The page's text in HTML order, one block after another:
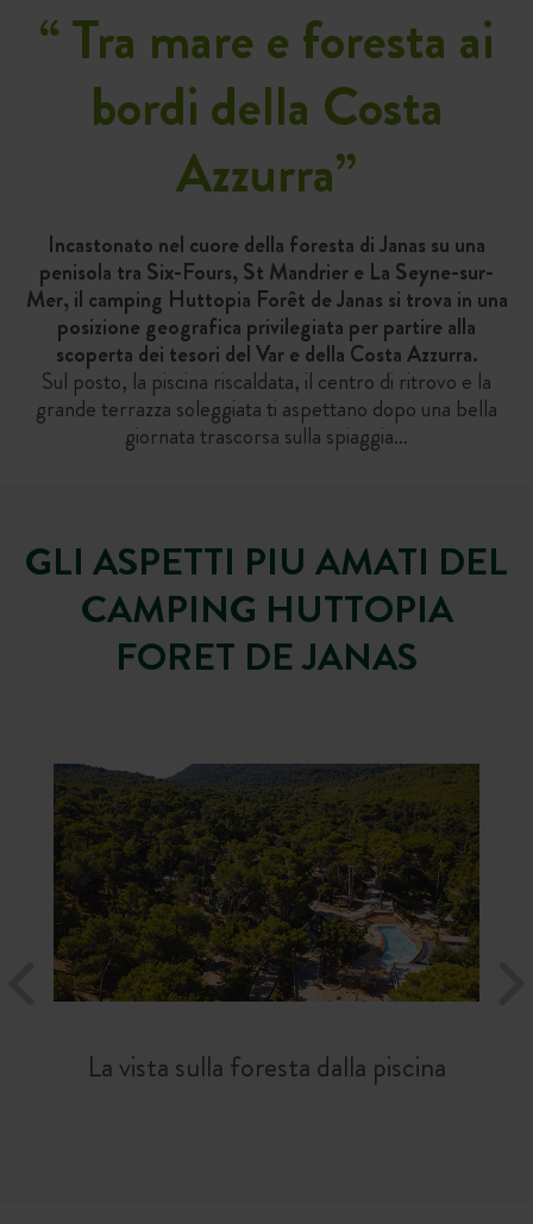
“Tra mare e foresta ai
bordi della Costa
Azzurra”
Incastonato nel cuore della foresta di Janas su una
penisola tra Six-Fours, St Mandrier e La Seyne-sur-
Mer, il camping Huttopia Forêt de Janas si trova in una
posizione geografica privilegiata per partire alla
scoperta dei tesori del Var e della Costa Azzurra.
Sul posto, la piscina riscaldata, il centro di ritrovo e la
grande terrazza soleggiata ti aspettano dopo una bella
giornata trascorsa sulla spiaggia…
GLI ASPETTI PIU AMATI DEL
CAMPING HUTTOPIA
FORET DE JANAS
La vista sulla foresta dalla piscina